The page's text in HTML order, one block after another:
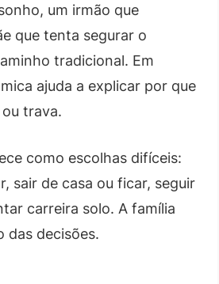
um irmão que
que tenta segurar o
tradicional. Em
ajuda a explicar por que
trava.
como escolhas difíceis:
sair de casa ou ficar, seguir
carreira solo. A família
das decisões.